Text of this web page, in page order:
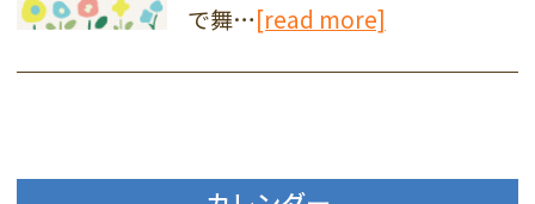
で舞…[read more]